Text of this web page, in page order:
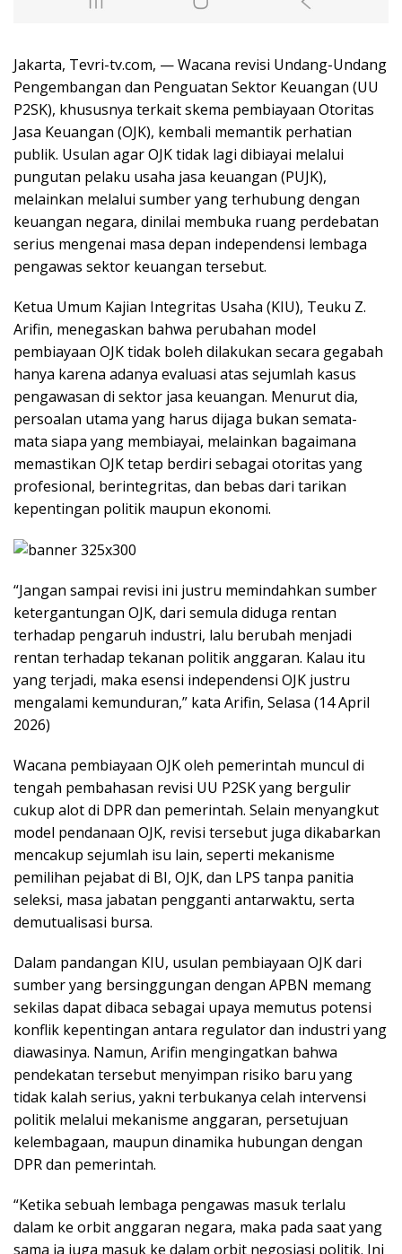
Jakarta, Tevri-tv.com, — Wacana revisi Undang-Undang
Pengembangan dan Penguatan Sektor Keuangan (UU
P2SK), khususnya terkait skema pembiayaan Otoritas
Jasa Keuangan (OJK), kembali memantik perhatian
publik. Usulan agar OJK tidak lagi dibiayai melalui
pungutan pelaku usaha jasa keuangan (PUJK),
melainkan melalui sumber yang terhubung dengan
keuangan negara, dinilai membuka ruang perdebatan
serius mengenai masa depan independensi lembaga
pengawas sektor keuangan tersebut.
Ketua Umum Kajian Integritas Usaha (KIU), Teuku Z.
Arifin, menegaskan bahwa perubahan model
pembiayaan OJK tidak boleh dilakukan secara gegabah
hanya karena adanya evaluasi atas sejumlah kasus
pengawasan di sektor jasa keuangan. Menurut dia,
persoalan utama yang harus dijaga bukan semata-
mata siapa yang membiayai, melainkan bagaimana
memastikan OJK tetap berdiri sebagai otoritas yang
profesional, berintegritas, dan bebas dari tarikan
kepentingan politik maupun ekonomi.
“Jangan sampai revisi ini justru memindahkan sumber
ketergantungan OJK, dari semula diduga rentan
terhadap pengaruh industri, lalu berubah menjadi
rentan terhadap tekanan politik anggaran. Kalau itu
yang terjadi, maka esensi independensi OJK justru
mengalami kemunduran,” kata Arifin, Selasa (14 April
2026)
Wacana pembiayaan OJK oleh pemerintah muncul di
tengah pembahasan revisi UU P2SK yang bergulir
cukup alot di DPR dan pemerintah. Selain menyangkut
model pendanaan OJK, revisi tersebut juga dikabarkan
mencakup sejumlah isu lain, seperti mekanisme
pemilihan pejabat di BI, OJK, dan LPS tanpa panitia
seleksi, masa jabatan pengganti antarwaktu, serta
demutualisasi bursa.
Dalam pandangan KIU, usulan pembiayaan OJK dari
sumber yang bersinggungan dengan APBN memang
sekilas dapat dibaca sebagai upaya memutus potensi
konflik kepentingan antara regulator dan industri yang
diawasinya. Namun, Arifin mengingatkan bahwa
pendekatan tersebut menyimpan risiko baru yang
tidak kalah serius, yakni terbukanya celah intervensi
politik melalui mekanisme anggaran, persetujuan
kelembagaan, maupun dinamika hubungan dengan
DPR dan pemerintah.
“Ketika sebuah lembaga pengawas masuk terlalu
dalam ke orbit anggaran negara, maka pada saat yang
sama ia juga masuk ke dalam orbit negosiasi politik. Ini